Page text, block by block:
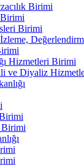
Birimi
Birimi
Hizmetleri Birimi
ve Diyaliz